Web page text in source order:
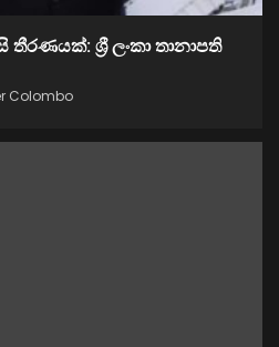
තීරණයක්: ශ්‍රී ලංකා තානාපති
Colombo